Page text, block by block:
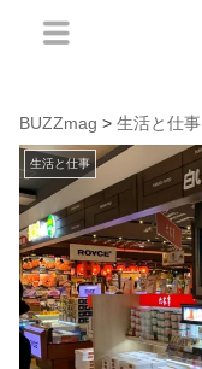
BUZZmag > 生活と仕事
生活と仕事